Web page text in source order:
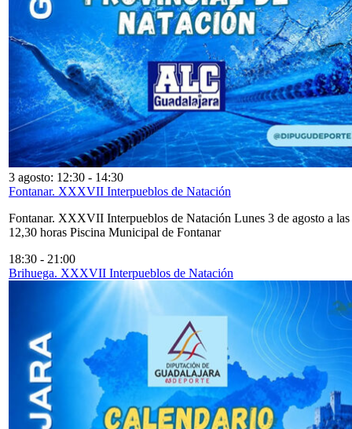
3 agosto: 12:30 - 14:30
Fontanar. XXXVII Interpueblos de Natación
Fontanar. XXXVII Interpueblos de Natación Lunes 3 de agosto a las
12,30 horas Piscina Municipal de Fontanar
18:30 - 21:00
Brihuega. XXXVII Interpueblos de Natación